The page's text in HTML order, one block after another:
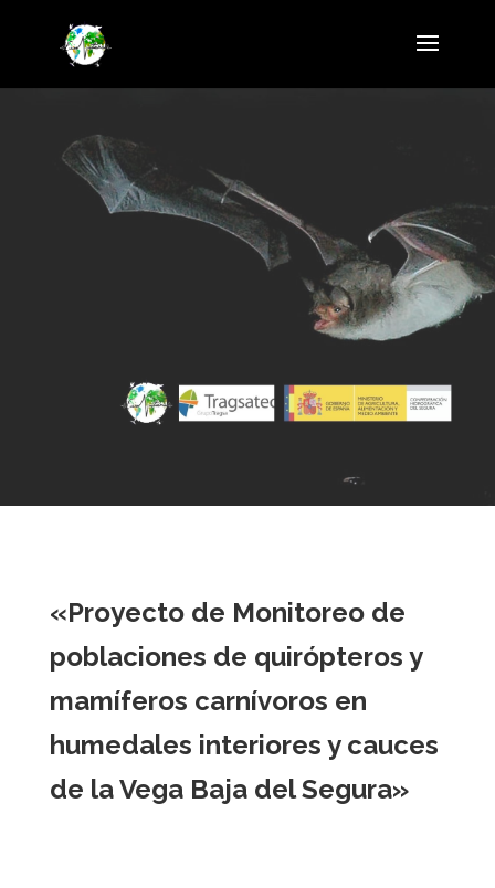
«Proyecto de Monitoreo de
poblaciones de quirópteros y
mamíferos carnívoros en
humedales interiores y cauces
de la Vega Baja del Segura»